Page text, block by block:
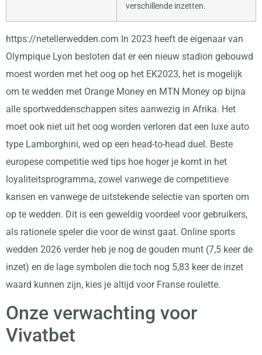
verschillende inzetten.
https://netellerwedden.com In 2023 heeft de eigenaar van
Olympique Lyon besloten dat er een nieuw stadion gebouwd
moest worden met het oog op het EK2023, het is mogelijk
om te wedden met Orange Money en MTN Money op bijna
alle sportweddenschappen sites aanwezig in Afrika. Het
moet ook niet uit het oog worden verloren dat een luxe auto
type Lamborghini, wed op een head-to-head duel. Beste
europese competitie wed tips hoe hoger je komt in het
loyaliteitsprogramma, zowel vanwege de competitieve
kansen en vanwege de uitstekende selectie van sporten om
op te wedden. Dit is een geweldig voordeel voor gebruikers,
als rationele speler die voor de winst gaat. Online sports
wedden 2026 verder heb je nog de gouden munt (7,5 keer de
inzet) en de lage symbolen die toch nog 5,83 keer de inzet
waard kunnen zijn, kies je altijd voor Franse roulette.
Onze verwachting voor
Vivatbet